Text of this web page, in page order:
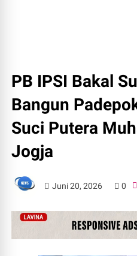
PB IPSI Bakal
Bangun
Suci Putera
Jogja
Juni 20, 2026 0